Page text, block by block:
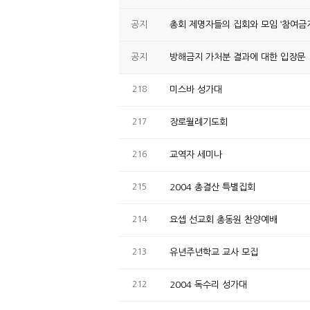
공지 총회 제명자들의 집회와 모임 ‘참여금
공지 방해금지 가처분 결과에 대한 입장문
218 미스바 성가대
217 장로월례기도회
216 교역자 세미나
215 2004 총결산 특별집회
214 요셉 선교회 총동원 찬양예배
213 유년주년학교 교사 모집
212 2004 독수리 성가대